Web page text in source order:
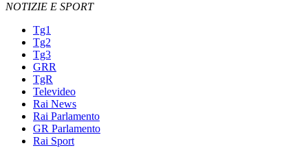
NOTIZIE E SPORT
Tg1
Tg2
Tg3
GRR
TgR
Televideo
Rai News
Rai Parlamento
GR Parlamento
Rai Sport